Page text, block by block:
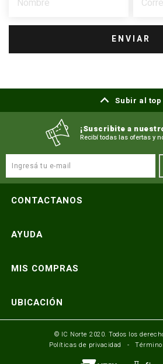
ENVIAR
Subir al top
¡Suscribite a
Recibí todas las ofertas y
CONTACTANOS
Atención telefónica
Consultas y reclamos
Seguinos en:
AYUDA
Preguntas frecuentes
Términos y condiciones
Formulario de contacto
Mundo IC Norte
MIS COMPRAS
Envíos y entregas
UBICACIÓN
Av. Busch y 3er Anillo Santa Cruz,
Av. America esq. Av. Pando
© IC Norte 2020. Todos los
Políticas de privacidad